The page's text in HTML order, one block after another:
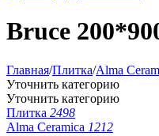
Bruce
Главная/Плитка/Alma
Уточнить категорию
Уточнить категорию
Плитка 2498
Alma Ceramica 1212